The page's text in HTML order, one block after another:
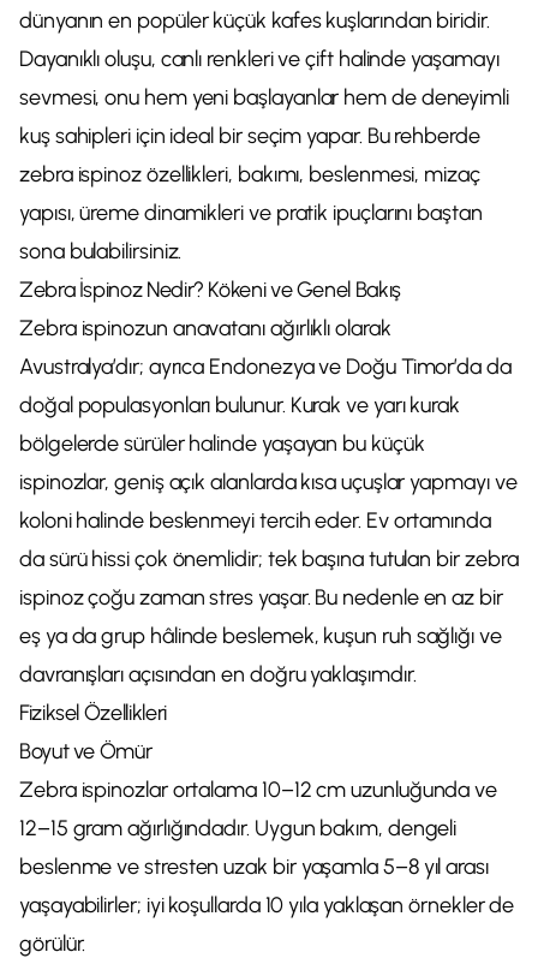
dünyanın en popüler küçük kafes kuşlarından biridir.
Dayanıklı oluşu, canlı renkleri ve çift halinde yaşamayı
sevmesi, onu hem yeni başlayanlar hem de deneyimli
kuş sahipleri için ideal bir seçim yapar. Bu rehberde
zebra ispinoz özellikleri, bakımı, beslenmesi, mizaç
yapısı, üreme dinamikleri ve pratik ipuçlarını baştan
sona bulabilirsiniz.
Zebra İspinoz Nedir? Kökeni ve Genel Bakış
Zebra ispinozun anavatanı ağırlıklı olarak
Avustralya’dır; ayrıca Endonezya ve Doğu Timor’da da
doğal populasyonları bulunur. Kurak ve yarı kurak
bölgelerde sürüler halinde yaşayan bu küçük
ispinozlar, geniş açık alanlarda kısa uçuşlar yapmayı ve
koloni halinde beslenmeyi tercih eder. Ev ortamında
da sürü hissi çok önemlidir; tek başına tutulan bir zebra
ispinoz çoğu zaman stres yaşar. Bu nedenle en az bir
eş ya da grup hâlinde beslemek, kuşun ruh sağlığı ve
davranışları açısından en doğru yaklaşımdır.
Fiziksel Özellikleri
Boyut ve Ömür
Zebra ispinozlar ortalama 10–12 cm uzunluğunda ve
12–15 gram ağırlığındadır. Uygun bakım, dengeli
beslenme ve stresten uzak bir yaşamla 5–8 yıl arası
yaşayabilirler; iyi koşullarda 10 yıla yaklaşan örnekler de
görülür.